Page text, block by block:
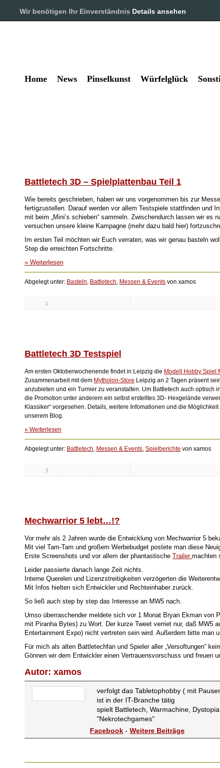
Pinselkunst und Würfelglück –
Alles rund um das Hobby
Home News Pinselkunst Würfelglück
Battletech 3D – Spielplattenbau Teil 1
Wie bereits geschrieben, haben wir uns vorgenommen bis zur
fertigzustellen. Darauf werden vor allem Testspiele stattfinden und
mit beim „Mini’s schieben“ sammeln. Zwischendurch lassen wir es
versuchen unsere kleine Kampagne (mehr dazu bald hier)
Im ersten Teil möchten wir Euch verraten, was wir genau basteln
Step die erreichten Fortschritte.
» Weiterlesen
Abgelegt unter: Basteln, Battletech, Messen & Events von xamos
1
Battletech 3D Testspiel
Am ersten Oktoberwochenende findet in Leipzig die Modell Hobby Spiel
Zusammenarbeit mit dem Mytholon-Store Leipzig an 2 Tagen präsent
anzubieten und ein Turnier zu veranstalten. Um Battletech auch optisch
die Promotion unter anderem ein selbst erstelltes 3D- Hexgelände
Klassiker“ vorgesehen. Details, weitere Infomationen und die
unserem Blog.
» Weiterlesen
Abgelegt unter: Battletech, Messen & Events, Spielberichte von xamos
3
Mechwarrior 5 lebt…!?
Vor mehr als 2 Jahren wurde die Entwicklung von Mechwarrior 5
Mit viel Tam-Tam und großem Werbebudget postete man diese
Erste Screenshots und vor allem der phantastische Trailer machten
Leider passierte danach lange Zeit nichts.
Interne Querelen und Lizenzstreitigkeiten verzögerten die
Mit Infos hielten sich Entwickler und Rechteinhaber zurück.
So ließ auch step by step das Interesse an MW5 nach.
Umso überraschender meldete sich vor 1 Monat Bryan Ekman von
mit Piranha Bytes) zu Wort. Der kurze Tweet verriet nur, daß MW5
Entertainment Expo) nicht vertreten sein wird. Außerdem bitte man
Für mich als alten Battletechfan und Spieler aller „Versoftungen“
Gönnen wir dem Entwickler einen Vertrauensvorschuss und freuen
Autor: xamos
verfolgt das Tabletophobby ( mit
ist in der IT-Branche tätig
spielt Battletech, Warmachine,
"Nekrotechgames"
Facebook - Weitere Beiträge
Wir benötigen Ihr Einverständnis Details ansehen